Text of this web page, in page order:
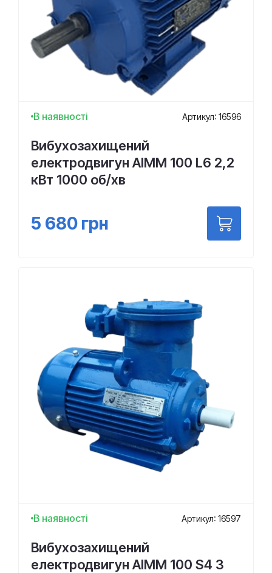
В наявності Артикул: 16596
Вибухозахищений
електродвигун АІММ 100 L6 2,2
кВт 1000 об/хв
5 680 грн
В наявності Артикул: 16597
Вибухозахищений
електродвигун АІММ 100 S4 3